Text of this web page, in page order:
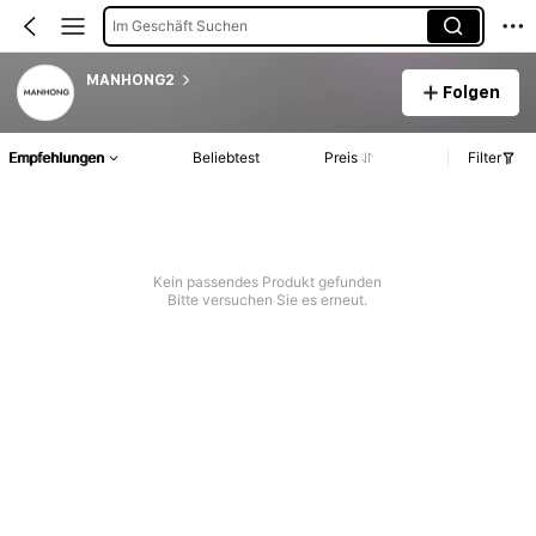
Im Geschäft Suchen
MANHONG2
Folgen
Empfehlungen Beliebtest Preis Filter
Kein passendes Produkt gefunden
Bitte versuchen Sie es erneut.